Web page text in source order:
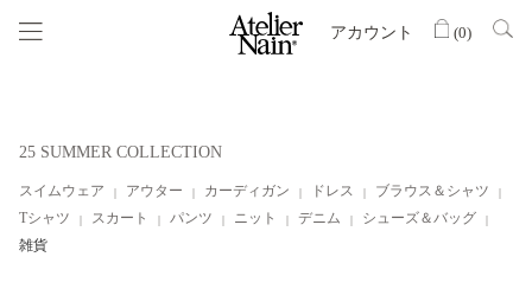
アカウント (0)
25 SUMMER COLLECTION
スイムウェア アウター カーディガン ドレス
ブラウス＆シャツ
Tシャツ
スカート パンツ ニット デニム
シューズ＆バッグ
雑貨